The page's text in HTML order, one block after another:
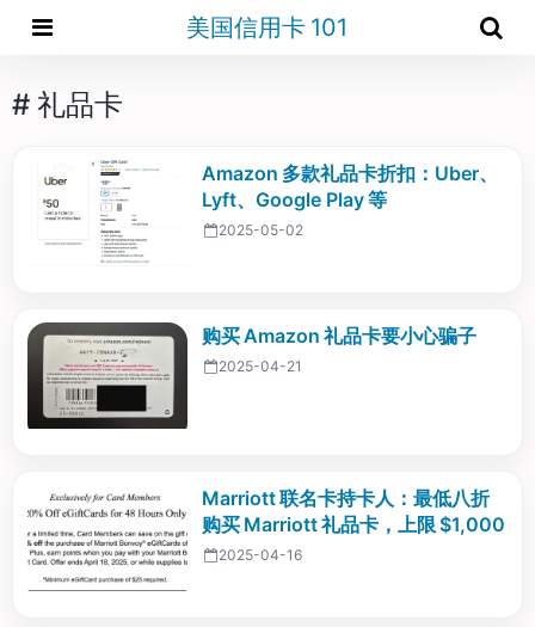
美国信用卡 101
# 礼品卡
Amazon 多款礼品卡折扣：Uber、
Lyft、Google Play 等
2025-05-02
购买 Amazon 礼品卡要小心骗子
2025-04-21
Marriott 联名卡持卡人：最低八折
购买 Marriott 礼品卡，上限 $1,000
2025-04-16